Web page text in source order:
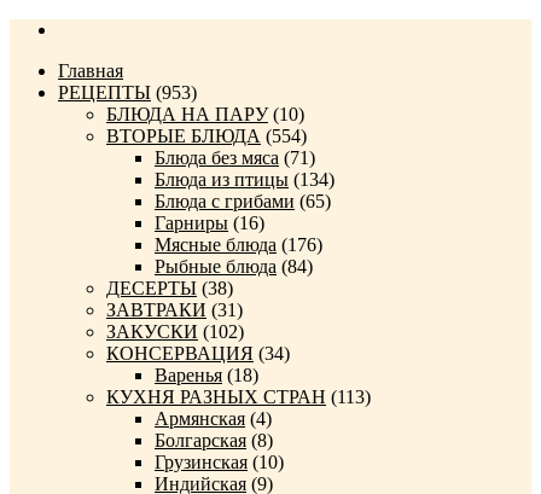
Главная
РЕЦЕПТЫ (953)
БЛЮДА НА ПАРУ(10)
ВТОРЫЕ БЛЮДА (554)
Блюда без мяса (71)
Блюда из птицы (134)
Блюда с грибами (65)
Гарниры (16)
Мясные блюда (176)
Рыбные блюда (84)
ДЕСЕРТЫ (38)
ЗАВТРАКИ (31)
ЗАКУСКИ (102)
КОНСЕРВАЦИЯ (34)
Варенья (18)
КУХНЯ РАЗНЫХ СТРАН (113)
Армянская (4)
Болгарская (8)
Грузинская (10)
Индийская (9)